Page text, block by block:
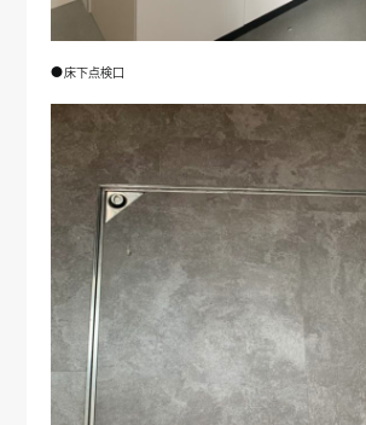
●床下点検口